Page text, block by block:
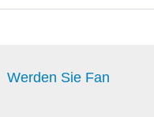
Werden Sie Fan